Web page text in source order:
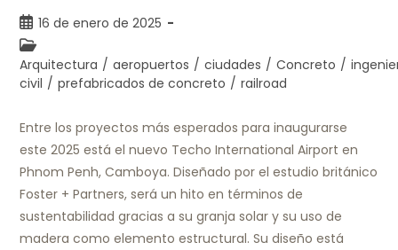
16 de enero de 2025
Arquitectura / aeropuertos / ciudades / Concreto /
civil / prefabricados de concreto / railroad
Entre los proyectos más esperados para inaugurarse
este 2025 está el nuevo Techo International Airport en
Phnom Penh, Camboya. Diseñado por el estudio británico
Foster + Partners, será un hito en términos de
sustentabilidad gracias a su granja solar y su uso de
madera como elemento estructural. Su diseño está